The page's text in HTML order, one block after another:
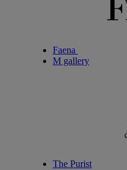
Faena
M gallery
The Purist